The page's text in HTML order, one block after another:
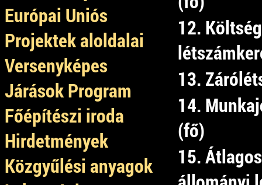
Európai Uniós
Projektek aloldalai
Versenyképes
Járások Program
Főépítészi iroda
Hirdetmények
Közgyűlési anyagok
12.
13.
14.
(fő)
15.